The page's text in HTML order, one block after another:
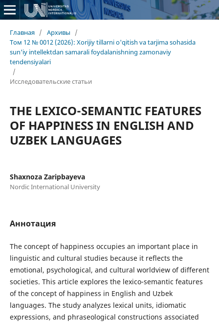
Главная / Архивы
/
Том 12 № 0012 (2026): Xorijiy tillarni o'qitish va tarjima sohasida
sun'iy intellektdan samarali foydalanishning zamonaviy
tendensiyalari
/
Исследовательские статьи
THE LEXICO-SEMANTIC FEATURES
OF HAPPINESS IN ENGLISH AND
UZBEK LANGUAGES
Shaxnoza Zaripbayeva
Nordic International University
Аннотация
The concept of happiness occupies an important place in
linguistic and cultural studies because it reflects the
emotional, psychological, and cultural worldview of different
societies. This article explores the lexico-semantic features
of the concept of happiness in English and Uzbek
languages. The study analyzes lexical units, idiomatic
expressions, and phraseological constructions associated